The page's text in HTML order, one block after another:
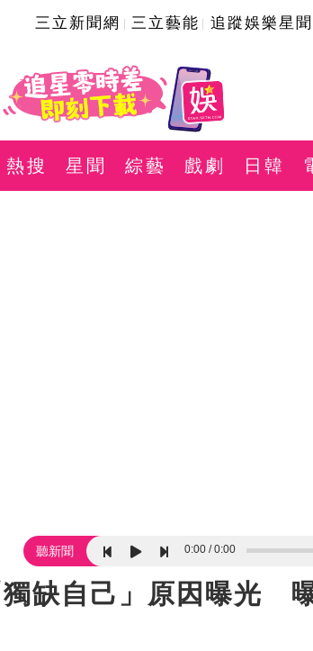
三立新聞網 三立藝能 追蹤娛樂星聞
熱搜 星聞 綜藝 戲劇 日韓
聽新聞 0:00 0:00
缺自己」原因曝光